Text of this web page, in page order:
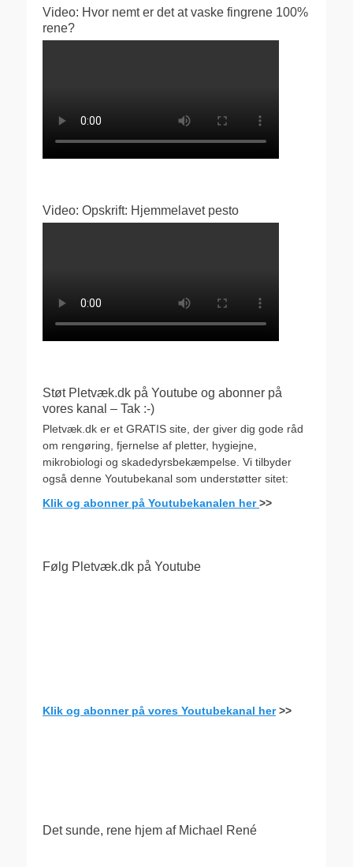
Video: Hvor nemt er det at vaske fingrene 100%
rene?
Video: Opskrift: Hjemmelavet pesto
Støt Pletvæk.dk på Youtube og abonner på
vores kanal – Tak :-)
Pletvæk.dk er et GRATIS site, der giver dig gode råd
om rengøring, fjernelse af pletter, hygiejne,
mikrobiologi og skadedyrsbekæmpelse. Vi tilbyder
også denne Youtubekanal som understøtter sitet:
Klik og abonner på Youtubekanalen her>>
Følg Pletvæk.dk på Youtube
Klik og abonner på vores Youtubekanal her>>
Det sunde, rene hjem af Michael René